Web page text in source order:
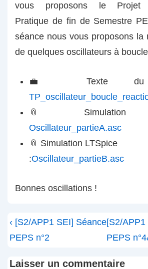
vous proposons le Projet
Pratique de fin de Semestre
séance nous vous proposons la
de quelques oscillateurs à
💼 Texte
📎 Simulation
Oscillateur_partieA.asc
📎 Simulation LTSpice
:Oscillateur_partieB.asc
Bonnes oscillations !
Navigation
de
l’article
Previous
Post
‹ [S2/APP1 SEI] Séance
PEPS n°2
Next
Post
[S2/
PEPS
Laisser un commentaire